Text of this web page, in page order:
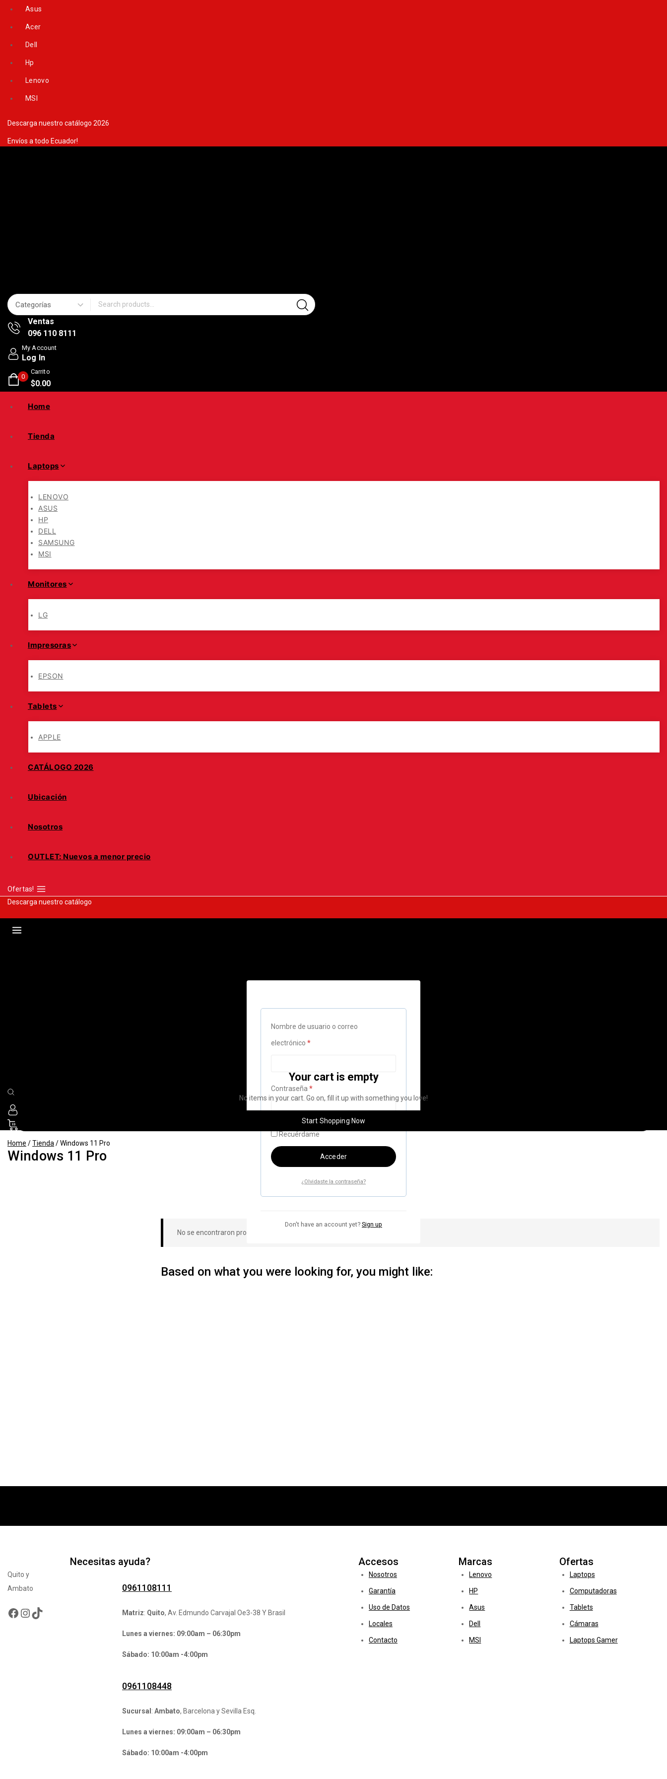
content
Asus
Acer
Dell
Hp
Lenovo
MSI
Descarga nuestro catálogo 2026
Envíos a todo Ecuador!
Search for:
Ventas
096 110 8111
My Account
Log In
0
Carrito
$0.00
Home
Tienda
Laptops
LENOVO
ASUS
HP
DELL
SAMSUNG
MSI
Monitores
LG
Impresoras
EPSON
Tablets
APPLE
CATÁLOGO 2026
Ubicación
Nosotros
OUTLET: Nuevos a menor precio
Ofertas!
Descarga nuestro catálogo
Home /Tienda /Windows 11 Pro
Windows 11 Pro
No se encontraron productos que concuerden con la selección.
Based on what you were looking for, you might like:
Quito y
Ambato
Facebook
Instagram
TikTok
Necesitas ayuda?
0961108111
Matriz: Quito, Av. Edmundo Carvajal Oe3-38 Y Brasil
Lunes a viernes: 09:00am – 06:30pm
Sábado: 10:00am -4:00pm
0961108448
Sucursal : Ambato, Barcelona y Sevilla Esq.
Lunes a viernes: 09:00am – 06:30pm
Sábado: 10:00am -4:00pm
Accesos
Nosotros
Garantía
Uso de Datos
Locales
Contacto
Marcas
Lenovo
HP
Asus
Dell
MSI
Ofertas
Laptops
Computadoras
Tablets
Cámaras
Laptops Gamer
Nombre de usuario o correo
electrónico *Obligatorio
Contraseña *Obligatorio
Recuérdame
Acceder
¿Olvidaste la contraseña?
Don't have an account yet? Sign up
Your cart is empty
No items in your cart. Go on, fill it up with something you love!
Start Shopping Now